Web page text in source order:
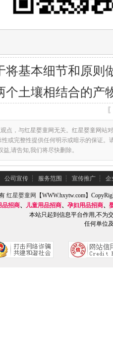
将基本细节和原则
个土壤相结合的产
点，与红星婴童网无关。红星婴童网站
或完整性提供任何明示或暗示的保证。
,请告知,我们将尽快删除。
公司宣传 ┆ 服务范围 ┆ 宣传推广 ┆ 企
红星婴童网
【WWW.hxytw.com】
品招商、 儿童用品招商、 孕妇用品招商、
本站只起到信息平台作用,不为
任何单位